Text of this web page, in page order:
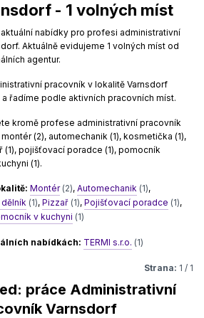
- 1 volných míst
nabídky pro profesi administrativní
Aktuálně evidujeme 1 volných míst od
agentur.
pracovník v lokalitě Varnsdorf
řadíme podle aktivních pracovních míst.
kromě profese administrativní pracovník
(2), automechanik (1), kosmetička (1),
(1), pojišťovací poradce (1), pomocník
(1).
Montér (2), Automechanik (1),
(1), Pizzař (1), Pojišťovací poradce (1),
v kuchyni (1)
nabídkách: TERMI s.r.o. (1)
Strana: 1 / 1
práce Administrativní
Varnsdorf